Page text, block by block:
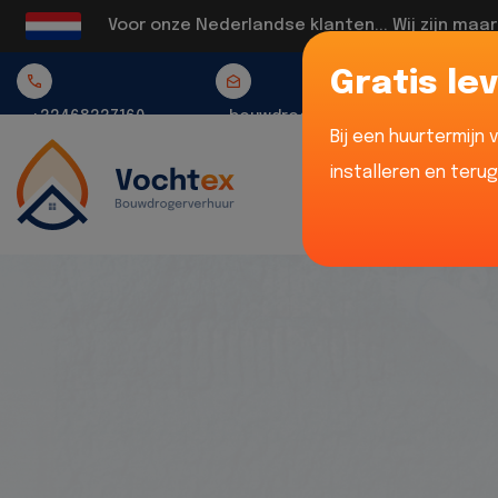
Voor onze Nederlandse klanten... Wij zijn
+32468337160 bouwdrogerverhuur@vochtex.be
Gratis
Bij een huurtermijn
installeren en